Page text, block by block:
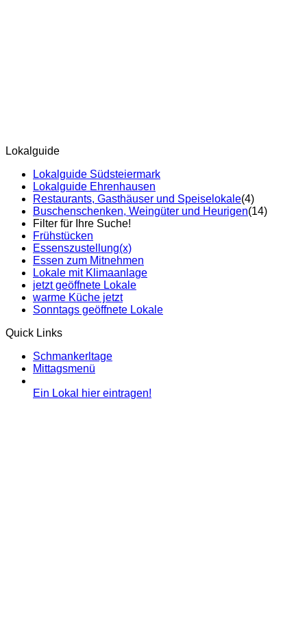
Lokalguide
Lokalguide Südsteiermark
Lokalguide Ehrenhausen
Restaurants, Gasthäuser und Speiselokale(4)
Buschenschenken, Weingüter und Heurigen(14)
Filter für Ihre Suche!
Frühstücken
Essenszustellung(x)
Essen zum Mitnehmen
Lokale mit Klimaanlage
jetzt geöffnete Lokale
warme Küche jetzt
Sonntags geöffnete Lokale
Quick Links
Schmankerltage
Mittagsmenü
Ein Lokal hier eintragen!